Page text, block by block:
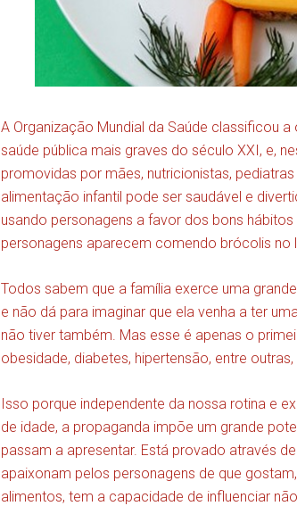
A Organização Mundial da Saúde classificou
saúde pública mais graves do século XXI, e,
promovidas por mães, nutricionistas,
alimentação infantil pode ser saudável e
usando personagens a favor dos bons
personagens aparecem comendo brócolis no
Todos sabem que a família exerce uma
e não dá para imaginar que ela venha a ter
não tiver também. Mas esse é apenas o
obesidade, diabetes, hipertensão, entre
Isso porque independente da nossa rotina e
de idade, a propaganda impõe um grande
passam a apresentar. Está provado através
apaixonam pelos personagens de que
alimentos, tem a capacidade de influenciar